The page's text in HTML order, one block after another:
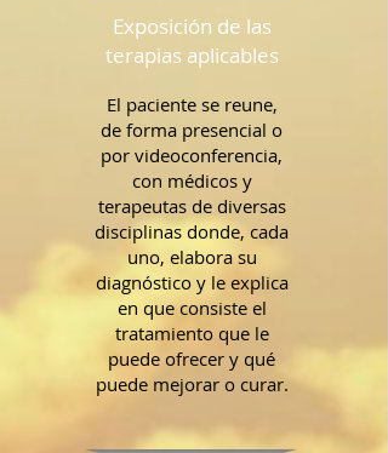
Exposición de las
terapias aplicables
El paciente se reune,
de forma presencial o
por videoconferencia,
con médicos y
terapeutas de diversas
disciplinas donde, cada
uno, elabora su
diagnóstico y le explica
en que consiste el
tratamiento que le
puede ofrecer y qué
puede mejorar o curar.